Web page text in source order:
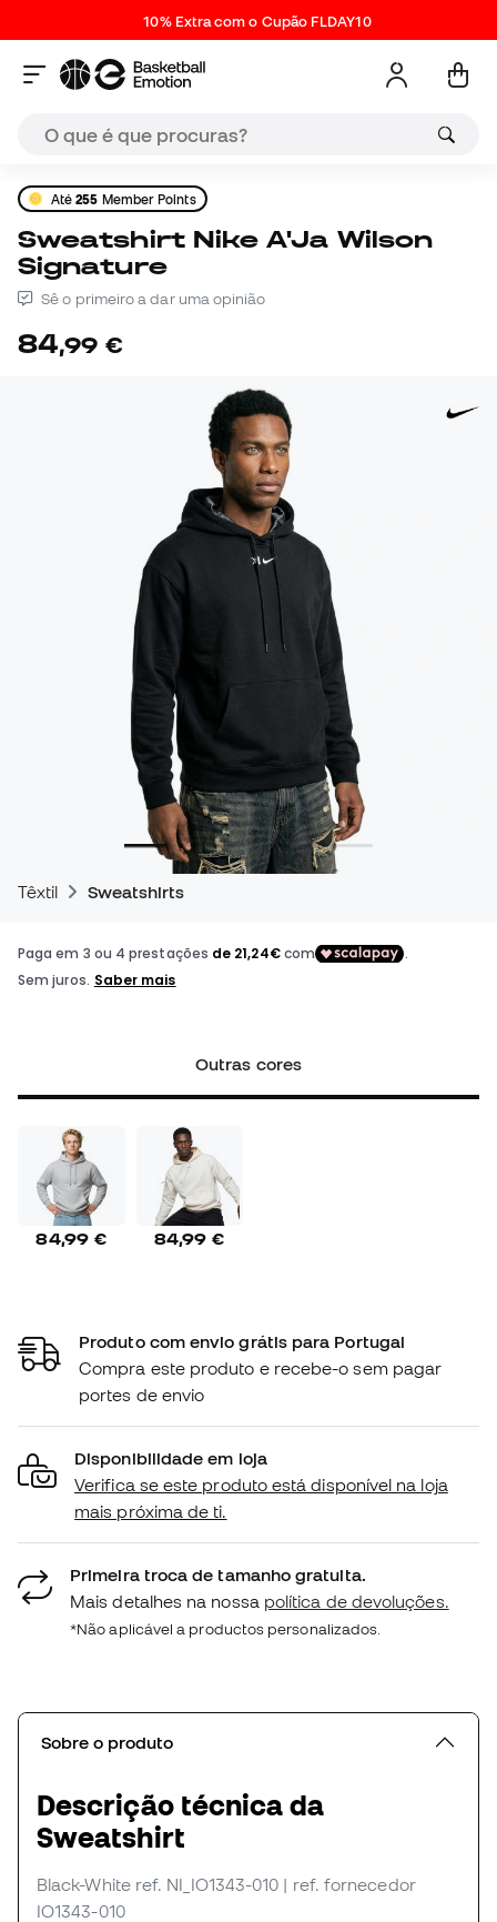
10% Extra com o Cupão FLDAY10
Até255 Member Points
Sweatshirt Nike A'Ja Wilson
Signature
Sê o primeiro a dar uma opinião
84,99 €
Têxtil Sweatshirts
Outras cores
84,99 € 84,99 €
Produto com envio grátis para Portugal
Compra este produto e recebe-o sem pagar
portes de envio
Disponibilidade em loja
Verifica se este produto está disponível na loja
mais próxima de ti.
Primeira troca de tamanho gratuita.
Mais detalhes na nossa política de devoluções.
*Não aplicável a productos personalizados.
Sobre o produto
Descrição técnica da
Sweatshirt
Black-White ref. NI_IO1343-010 | ref. fornecedor
IO1343-010